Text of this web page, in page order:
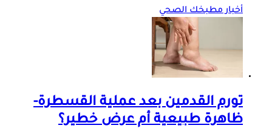
أخبار مطبخك الصحي
تورم القدمين بعد عملية القسطرة-
ظاهرة طبيعية أم عرض خطير؟